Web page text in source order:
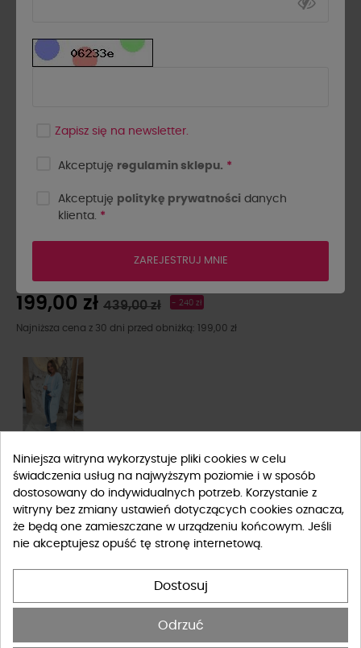
LA...! BLUE MINT
199,00 zł 439,00 zł - 240 zł
Najniższa cena z 30 dni przed obniżką: 199,00 zł
Rozmiar
UNIWERSALNY
- + DO KOSZYKA
Zapisz się na newsletter.
Akceptuję regulamin sklepu. *
Akceptuję politykę prywatności danych
klienta. *
ZAREJESTRUJ MNIE
Niniejsza witryna wykorzystuje pliki cookies w celu
świadczenia usług na najwyższym poziomie i w sposób
dostosowany do indywidualnych potrzeb. Korzystanie z
witryny bez zmiany ustawień dotyczących cookies oznacza,
że będą one zamieszczane w urządzeniu końcowym. Jeśli
nie akceptujesz opuść tę stronę internetową.
Dostosuj
Odrzuć